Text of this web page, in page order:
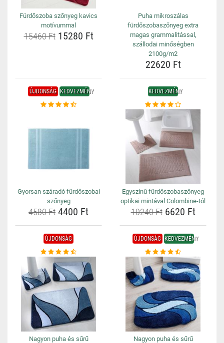
Fürdőszoba szőnyeg kavics
motívummal
15460 Ft15280 Ft
Puha mikroszálas
fürdőszobaszőnyeg extra
magas grammalitással,
szállodai minőségben
2100g/m2
22620 Ft
ÚJDONSÁG KEDVEZMÉNY
Gyorsan száradó fürdőszobai
szőnyeg
4580 Ft 4400 Ft
KEDVEZMÉNY
Egyszínű fürdőszobaszőnyeg
optikai mintával Colombine-tól
10240 Ft6620 Ft
ÚJDONSÁG
Nagyon puha és sűrű
ÚJDONSÁG KEDVEZMÉNY
Nagyon puha és sűrű